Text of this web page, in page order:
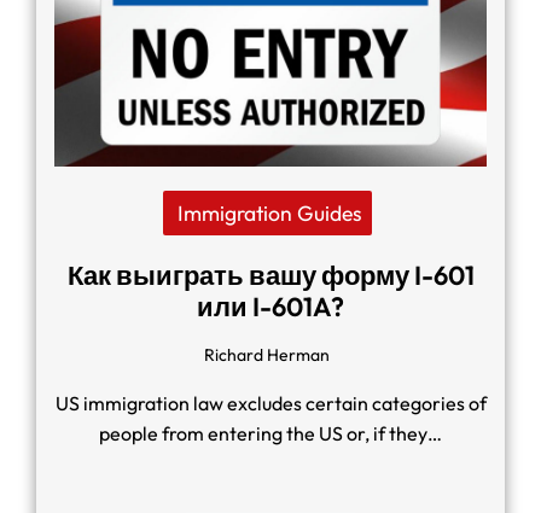
Immigration Guides
Как выиграть вашу форму I-601
или I-601A?
Richard Herman
US immigration law excludes certain categories of
people from entering the US or, if they…